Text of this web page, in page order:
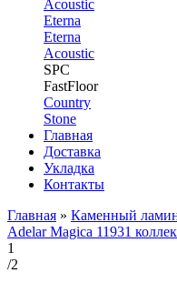
Acoustic
Eterna
Eterna
Acoustic
SPC
FastFloor
Country
Stone
Главная
Доставка
Укладка
Контакты
Главная » Каменный
Adelar Magica 11931
1
/2